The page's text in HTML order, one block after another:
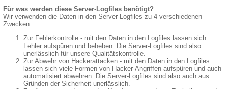
Für was werden diese Server-Logfiles benötigt?
Wir verwenden die Daten in den Server-Logfiles zu 4 verschiedenen
Zwecken:
Zur Fehlerkontrolle - mit den Daten in den Logfiles lassen sich
Fehler aufspüren und beheben. Die Server-Logfiles sind also
unerlässlich für unsere Qualitätskontrolle.
Zur Abwehr von Hackerattacken - mit den Daten in den Logfiles
lassen sich viele Formen von Hacker-Angriffen aufspüren und auch
automatisiert abwehren. Die Server-Logfiles sind also auch aus
Gründen der Sicherheit unerlässlich.